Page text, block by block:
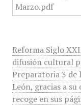
Reforma Siglo
difusión cultural
Preparatoria 3 de
León, gracias a
recoge en sus